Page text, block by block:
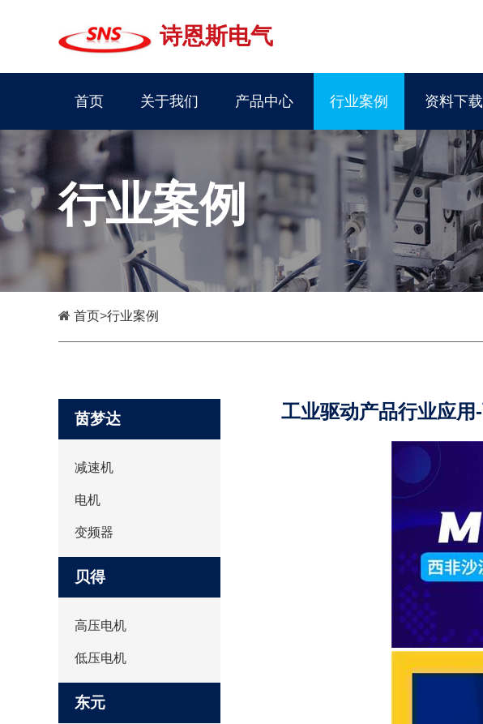
诗恩斯电气
首页 关于我们 产品中心 行业案例 资料下载
行业案例
首页>行业案例
茵梦达
减速机
电机
变频器
贝得
高压电机
低压电机
东元
工业驱动产品行业应